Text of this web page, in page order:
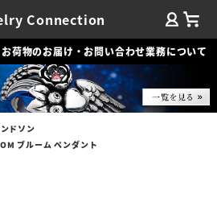
Connection
お荷物のお届け・お問い合わせ業務について
ドソン
ブルーム ペンダント